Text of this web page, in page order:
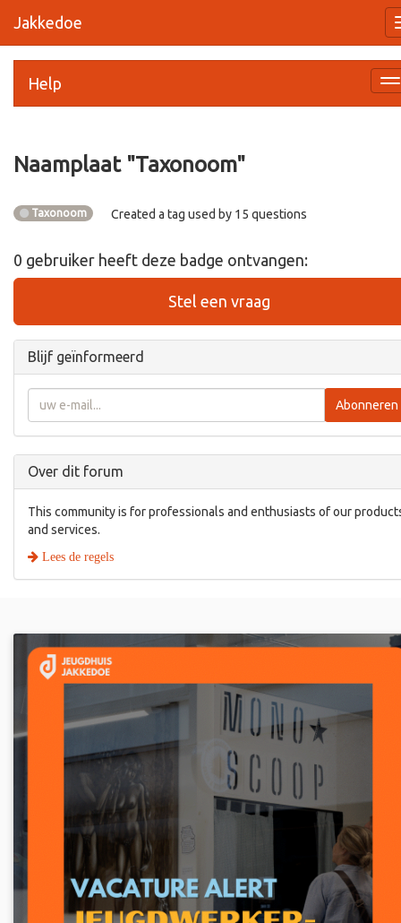
Jakkedoe
Help
Naamplaat "Taxonoom"
Taxonoom Created a tag used by 15 questions
0 gebruiker heeft deze badge ontvangen:
Stel een vraag
Blijf geïnformeerd
Abonneren
Over dit forum
This community is for professionals and enthusiasts of our
and services.
Lees de regels